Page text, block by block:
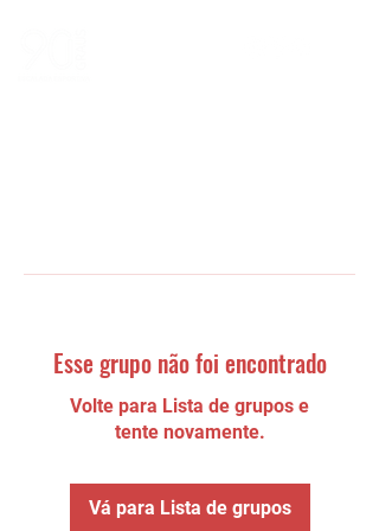
Esse grupo não foi encontrado
Volte para Lista de grupos e
tente novamente.
Vá para Lista de grupos